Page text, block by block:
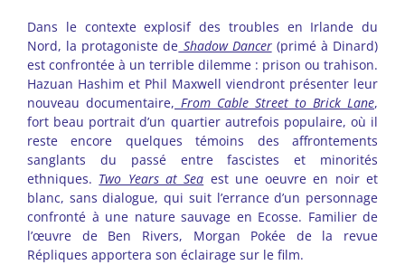
Dans le contexte explosif des troubles en Irlande du
Nord, la protagoniste de Shadow Dancer(primé à Dinard)
est confrontée à un terrible dilemme : prison ou trahison.
Hazuan Hashim et Phil Maxwell viendront présenter leur
nouveau documentaire, From Cable Street to Brick Lane,
fort beau portrait d’un quartier autrefois populaire, où il
reste encore quelques témoins des affrontements
sanglants du passé entre fascistes et minorités
ethniques. Two Years at Sea est une oeuvre en noir et
blanc, sans dialogue, qui suit l’errance d’un personnage
confronté à une nature sauvage en Ecosse. Familier de
l’œuvre de Ben Rivers, Morgan Pokée de la revue
Répliques apportera son éclairage sur le film.